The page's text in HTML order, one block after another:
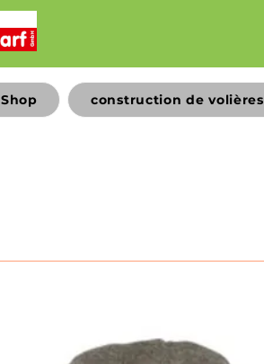
Shop construction de volières